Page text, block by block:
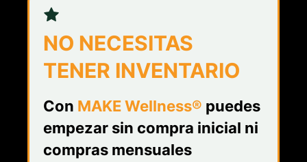
NO NECESITAS
TENER INVENTARIO
Con MAKE Wellness® puedes
empezar sin compra inicial ni
compras mensuales